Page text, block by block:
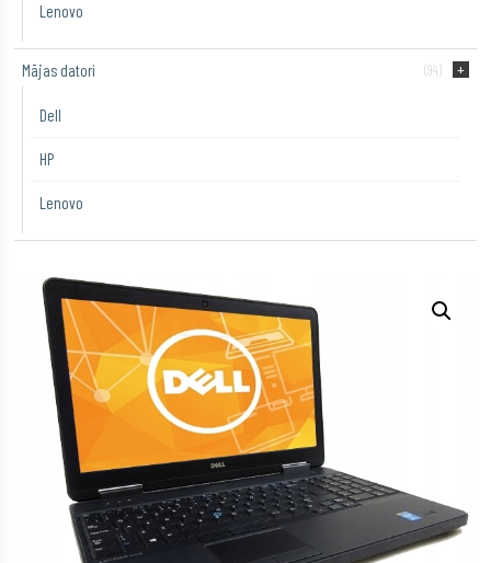
Lenovo
Mājas datori (94)
Dell
HP
Lenovo